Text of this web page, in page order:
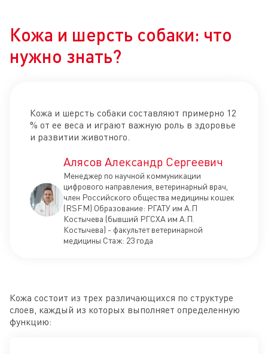
Кожа и шерсть собаки: что
нужно знать?
Кожа и шерсть собаки составляют примерно 12
% от ее веса и играют важную роль в здоровье
и развитии животного.
Алясов Александр Сергеевич
Менеджер по научной коммуникации
цифрового направления, ветеринарный врач,
член Российского общества медицины кошек
(RSFM) Образование: РГАТУ им А.П
Костычева (бывший РГСХА им А.П.
Костычева) - факультет ветеринарной
медицины Стаж: 23 года
Кожа состоит из трех различающихся по структуре
слоев, каждый из которых выполняет определенную
функцию: